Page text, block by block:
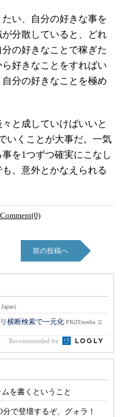
い、自分の好きな事を
分散していると、どれ
の好きなことで稼ぎた
好きなことをすればい
分の好きなことを極め
と成していけばいいと
いくことが大事だ。一気
を1つずつ確実にこなし
、意外とかなえられる
Comment(0)
前の投稿へ
横断検索で一元化 PR(ITmedia エ
Recommended by
を書くということ
で登壇するぞ、グォラ！